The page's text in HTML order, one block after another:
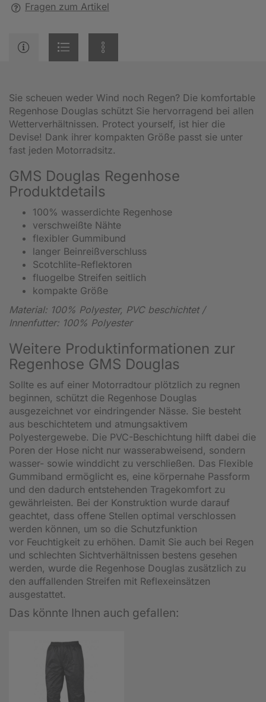
Fragen zum Artikel
Sie scheuen weder Wind noch Regen? Die komfortable
Regenhose Douglas schützt Sie hervorragend bei allen
Wetterverhältnissen. Protect yourself, ist hier die
Devise! Dank ihrer kompakten Größe passt sie unter
fast jeden Motorradsitz.
GMS Douglas Regenhose
Produktdetails
100% wasserdichte Regenhose
verschweißte Nähte
flexibler Gummibund
langer Beinreißverschluss
Scotchlite-Reflektoren
fluogelbe Streifen seitlich
kompakte Größe
Material: 100% Polyester, PVC beschichtet /
Innenfutter: 100% Polyester
Weitere Produktinformationen zur
Regenhose GMS Douglas
Sollte es auf einer Motorradtour plötzlich zu regnen
beginnen, schützt die Regenhose Douglas
ausgezeichnet vor eindringender Nässe. Sie besteht
aus beschichtetem und atmungsaktivem
Polyestergewebe. Die PVC-Beschichtung hilft dabei die
Poren der Hose nicht nur wasserabweisend, sondern
wasser- sowie winddicht zu verschließen. Das Flexible
Gummiband ermöglicht es, eine körpernahe Passform
und den dadurch entstehenden Tragekomfort zu
gewährleisten. Bei der Konstruktion wurde darauf
geachtet, dass offene Stellen optimal verschlossen
werden können, um so die Schutzfunktion
vor Feuchtigkeit zu erhöhen. Damit Sie auch bei Regen
und schlechten Sichtverhältnissen bestens gesehen
werden, wurde die Regenhose Douglas zusätzlich zu
den auffallenden Streifen mit Reflexeinsätzen
ausgestattet.
Das könnte Ihnen auch gefallen: